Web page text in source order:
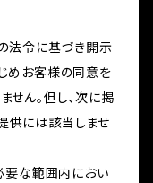
法令に基づき開示
めお客様の同意を
せん。但し、次に掲
供には該当しませ
要な範囲内におい